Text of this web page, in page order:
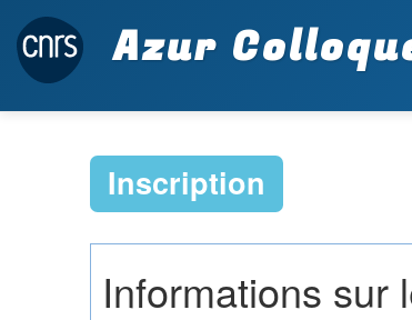
Azur
Inscription
Informations sur